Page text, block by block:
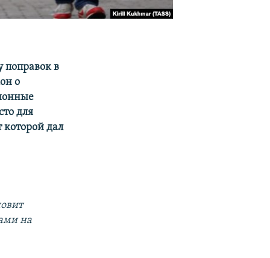
поправок в
о
для
которой дал
на